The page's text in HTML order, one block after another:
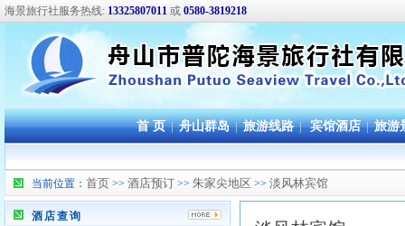
海景旅行社服务热线: 13325807011 或 0580-3819218
首 页 | 舟山群岛 | 旅游线路 | 宾馆酒店 | 旅游
当前位置： 首页 >> 酒店预订 >> 朱家尖地区 >> 淡风林宾馆
酒店查询